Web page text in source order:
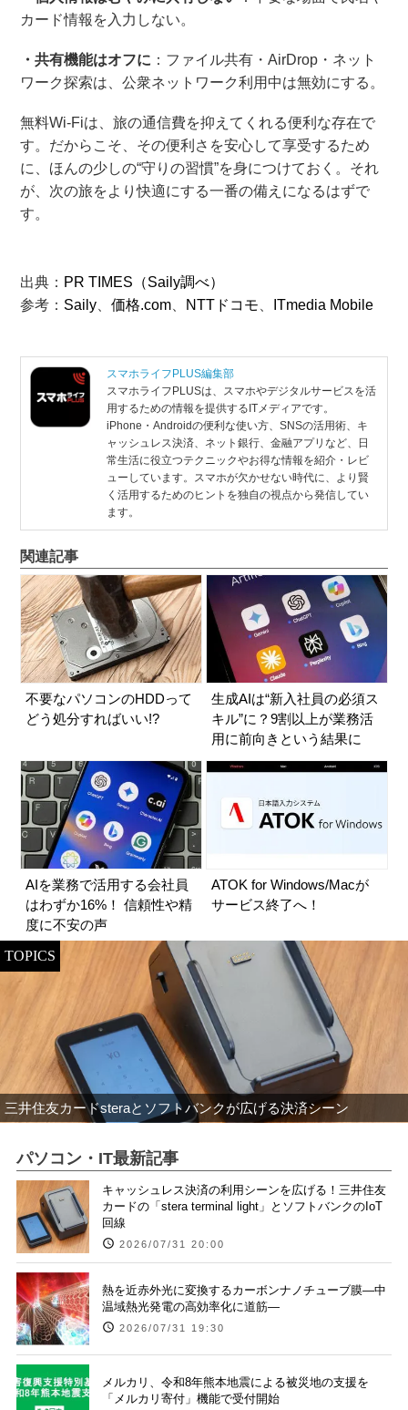
カード情報を入力しない。
・共有機能はオフに ：ファイル共有・AirDrop・ネット
ワーク探索は、公衆ネットワーク利用中は無効にする。
無料Wi-Fiは、旅の通信費を抑えてくれる便利な存在で
す。だからこそ、その便利さを安心して享受するため
に、ほんの少しの“守りの習慣”を身につけておく。それ
が、次の旅をより快適にする一番の備えになるはずで
す。
出典： PR TIMES（Saily調べ）
参考： Saily 、価格.com NTTドコモ ITmedia Mobile
スマホライフPLUS編集部
スマホライフPLUSは、スマホやデジタルサービスを活
用するための情報を提供するITメディアです。
iPhone・Androidの便利な使い方、SNSの活用術、キ
ャッシュレス決済、ネット銀行、金融アプリなど、日
常生活に役立つテクニックやお得な情報を紹介・レビ
ューしています。スマホが欠かせない時代に、より賢
く活用するためのヒントを独自の視点から発信してい
ます。
関連記事
不要なパソコンのHDDって
どう処分すればいい!?
生成AIは“新入社員の必須ス
キル”に？9割以上が業務活
用に前向きという結果に
AIを業務で活用する会社員
はわずか16%！ 信頼性や精
度に不安の声
ATOK for Windows/Macが
サービス終了へ！
TOPICS
三井住友カードsteraとソフトバンクが広げる決済シーン
パソコン・IT最新記事
キャッシュレス決済の利用シーンを広げる！三井住友
カードの「stera terminal light」とソフトバンクのIoT
回線
2026/07/31 20:00
熱を近赤外光に変換するカーボンナノチューブ膜―中
温域熱光発電の高効率化に道筋―
2026/07/31 19:30
メルカリ、令和8年熊本地震による被災地の支援を
「メルカリ寄付」機能で受付開始